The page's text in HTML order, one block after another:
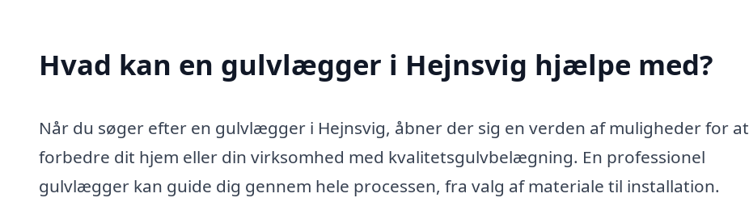
Hvad kan en gulvlægger i Hejnsvig hjælpe med?
Når du søger efter en gulvlægger i Hejnsvig, åbner der sig en verden af muligheder for at
forbedre dit hjem eller din virksomhed med kvalitetsgulvbelægning. En professionel
gulvlægger kan guide dig gennem hele processen, fra valg af materiale til installation.